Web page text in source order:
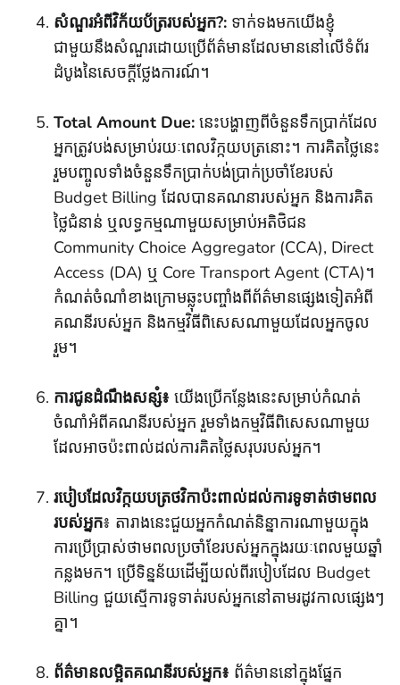
សំណួរអំពីវិក័យប័ត្ររបស់អ្នក?: ទាក់ទងមកយើងខ្ញុំ
ជាមួយនឹងសំណួរដោយប្រើព័ត៌មានដែលមាននៅលើទំព័រ
ដំបូងនៃសេចក្តីថ្លែងការណ៍។
Total Amount Due: នេះបង្ហាញពីចំនួនទឹកប្រាក់ដែល
អ្នកត្រូវបង់សម្រាប់រយៈពេលវិក្កយបត្រនោះ។ ការគិតថ្លៃនេះ
រួមបញ្ចូលទាំងចំនួនទឹកប្រាក់បង់ប្រាក់ប្រចាំខែរបស់
Budget Billing ដែលបានគណនារបស់អ្នក និងការគិត
ថ្លៃជំនាន់ ឬលទ្ធកម្មណាមួយសម្រាប់អតិថិជន
Community Choice Aggregator (CCA), Direct
Access (DA) ឬ Core Transport Agent (CTA)។
កំណត់ចំណាំខាងក្រោមឆ្លុះបញ្ចាំងពីព័ត៌មានផ្សេងទៀតអំពី
គណនីរបស់អ្នក និងកម្មវិធីពិសេសណាមួយដែលអ្នកចូល
រួម។
ការជូនដំណឹងសន្សំ៖ យើងប្រើកន្លែងនេះសម្រាប់កំណត់
ចំណាំអំពីគណនីរបស់អ្នក រួមទាំងកម្មវិធីពិសេសណាមួយ
ដែលអាចប៉ះពាល់ដល់ការគិតថ្លៃសរុបរបស់អ្នក។
របៀបដែលវិក្កយបត្រថវិកាប៉ះពាល់ដល់ការទូទាត់ថាមពល
របស់អ្នក៖ តារាងនេះជួយអ្នកកំណត់និន្នាការណាមួយក្នុង
ការប្រើប្រាស់ថាមពលប្រចាំខែរបស់អ្នកក្នុងរយៈពេលមួយឆ្នាំ
កន្លងមក។ ប្រើទិន្នន័យដើម្បីយល់ពីរបៀបដែល Budget
Billing ជួយស្មើការទូទាត់របស់អ្នកនៅតាមរដូវកាលផ្សេងៗ
គ្នា។
ព័ត៌មានលម្អិតគណនីរបស់អ្នក៖ ព័ត៌មាននៅក្នុងផ្នែក